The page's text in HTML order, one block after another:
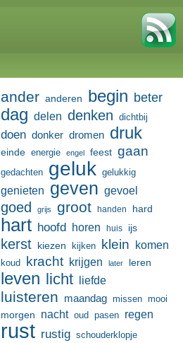
ander anderen begin beter
dag delen denken dichtbij
doen donker dromen druk
einde energie engel feest gaan
gedachten geluk gelukkig
genieten geven gevoel
goed grijs groot handen hard
hart hoofd horen huis ijs
kerst kiezen kijken klein komen
koud kracht krijgen later leren
leven licht liefde
luisteren maandag missen mooi
morgen nacht oud pasen regen
rust rustig schouderklopje